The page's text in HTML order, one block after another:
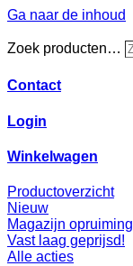
Ga naar de inhoud
Zoek producten…
Contact
Login
Winkelwagen
Productoverzicht
Nieuw
Magazijn opruiming
Vast laag geprijsd!
Alle acties